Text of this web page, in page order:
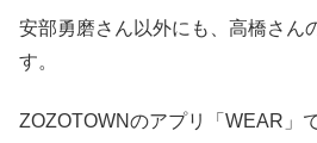
安部勇磨さん以外にも、高橋さん
す。
ZOZOTOWNのアプリ「WEAR」